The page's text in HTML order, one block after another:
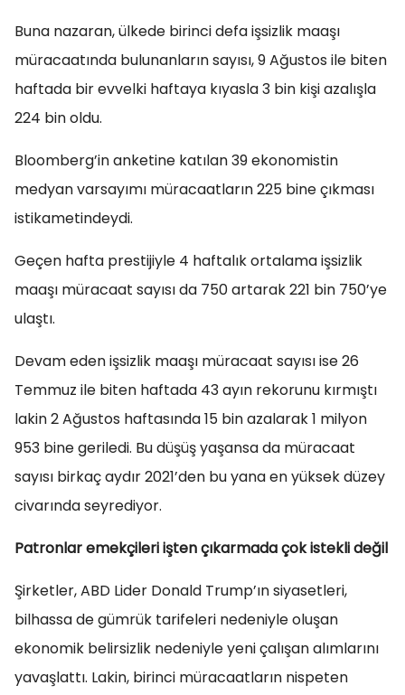
Buna nazaran, ülkede birinci defa işsizlik maaşı
müracaatında bulunanların sayısı, 9 Ağustos ile biten
haftada bir evvelki haftaya kıyasla 3 bin kişi azalışla
224 bin oldu.
Bloomberg’in anketine katılan 39 ekonomistin
medyan varsayımı müracaatların 225 bine çıkması
istikametindeydi.
Geçen hafta prestijiyle 4 haftalık ortalama işsizlik
maaşı müracaat sayısı da 750 artarak 221 bin 750’ye
ulaştı.
Devam eden işsizlik maaşı müracaat sayısı ise 26
Temmuz ile biten haftada 43 ayın rekorunu kırmıştı
lakin 2 Ağustos haftasında 15 bin azalarak 1 milyon
953 bine geriledi. Bu düşüş yaşansa da müracaat
sayısı birkaç aydır 2021’den bu yana en yüksek düzey
civarında seyrediyor.
Patronlar emekçileri işten çıkarmada çok istekli değil
Şirketler, ABD Lider Donald Trump’ın siyasetleri,
bilhassa de gümrük tarifeleri nedeniyle oluşan
ekonomik belirsizlik nedeniyle yeni çalışan alımlarını
yavaşlattı. Lakin, birinci müracaatların nispeten